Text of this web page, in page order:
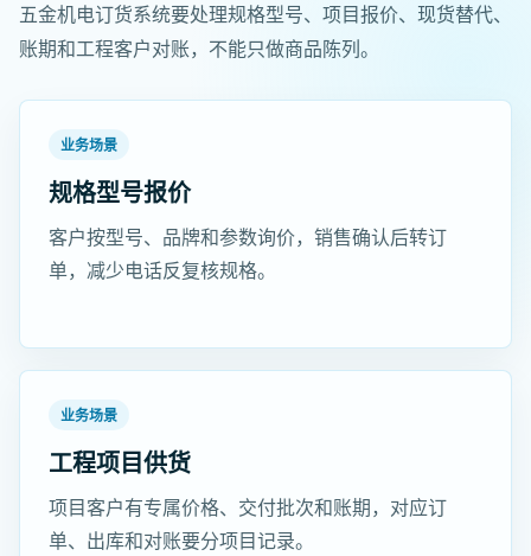
五金机电订货系统要处理规格型号、项目报价、现货替代、
账期和工程客户对账，不能只做商品陈列。
业务场景
规格型号报价
客户按型号、品牌和参数询价，销售确认后转订
单，减少电话反复核规格。
业务场景
工程项目供货
项目客户有专属价格、交付批次和账期，对应订
单、出库和对账要分项目记录。